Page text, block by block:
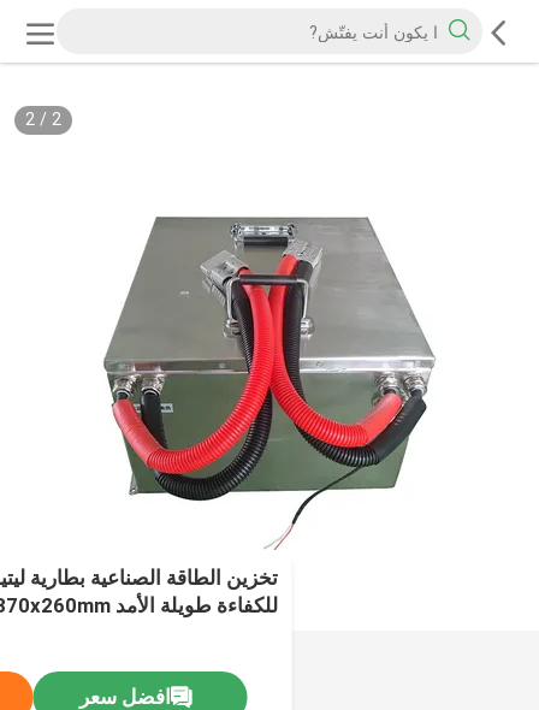
2
/
2
تخزين الطاقة الصناعية بطارية
للكفاءة طويلة الأمد 390x370x260mm
افضل سعر